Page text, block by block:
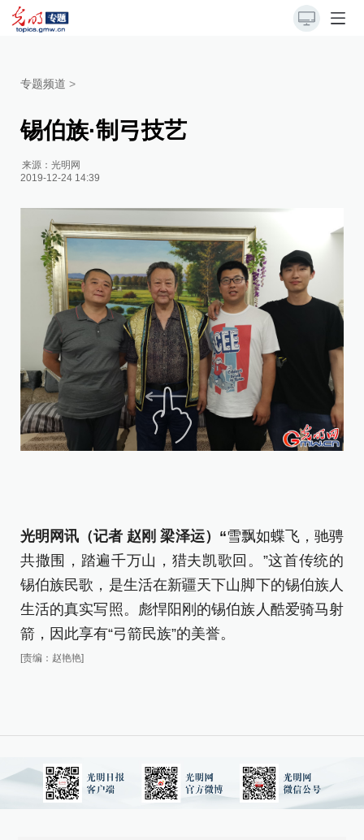
专题频道 >
锡伯族·制弓技艺
来源：光明网
2019-12-24 14:39
光明网讯（记者 赵刚 梁泽运）“雪飘如蝶飞，驰骋
共撒围，踏遍千万山，猎夫凯歌回。”这首传统的
锡伯族民歌，是生活在新疆天下山脚下的锡伯族人
生活的真实写照。彪悍阳刚的锡伯族人酷爱骑马射
箭，因此享有“弓箭民族”的美誉。
[责编：赵艳艳]